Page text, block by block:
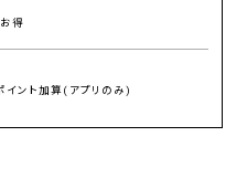
得
イント加算(アプリのみ)